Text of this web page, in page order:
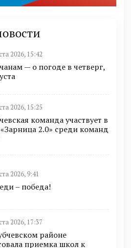
2026, 15:42
— о погоде в четверг,
2026, 15:25
команда участвует в
2.0» среди команд
2026, 9:41
– победа!
2026, 17:37
районе
приемка школ к